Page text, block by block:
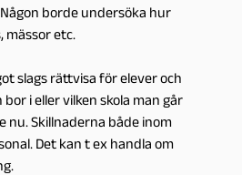
borde undersöka hur
mässor etc.
slags rättvisa för elever och
i eller vilken skola man går
nu. Skillnaderna både inom
Det kan t ex handla om